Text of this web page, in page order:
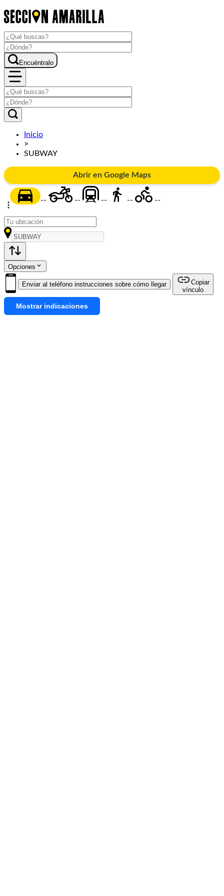
Encuéntralo
Inicio
>
SUBWAY
Abrir en Google Maps
-- -- -- -- --
Opciones
Enviar al teléfono instrucciones sobre cómo llegar
Copiar
vínculo
Mostrar indicaciones